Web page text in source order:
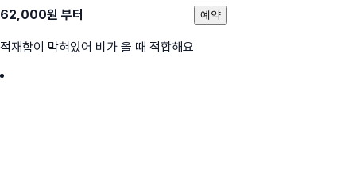
62,000원 부터
적재함이 막혀있어 비가 올 때 적합해요
예약